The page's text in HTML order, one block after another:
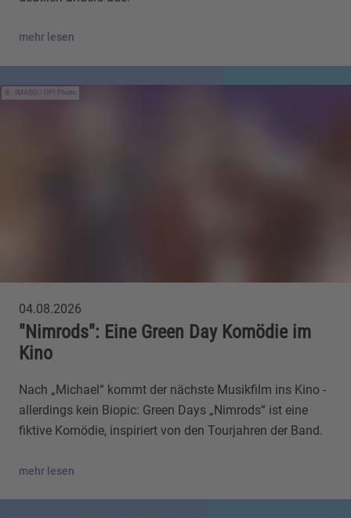
mehr lesen
IMAGO / UPI Photo
04.08.2026
"Nimrods": Eine Green Day Komödie im
Kino
Nach „Michael“ kommt der nächste Musikfilm ins Kino -
allerdings kein Biopic: Green Days „Nimrods“ ist eine
fiktive Komödie, inspiriert von den Tourjahren der Band.
mehr lesen